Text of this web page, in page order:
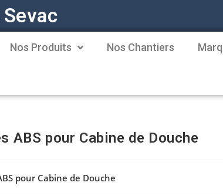
Nos Produits Nos Chantiers
ABS pour Cabine de Douche
pour Cabine de Douche